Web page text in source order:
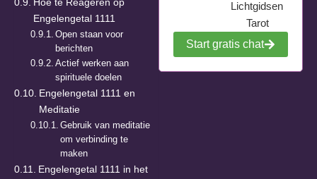
Engelengetal 1111
Open staan voor
berichten
Actief werken aan
spirituele doelen
Engelengetal 1111 en
Meditatie
Gebruik van meditatie
om verbinding te
maken
Engelengetal 1111 in het
Lichtgidsen
Tarot
Start gratis chat